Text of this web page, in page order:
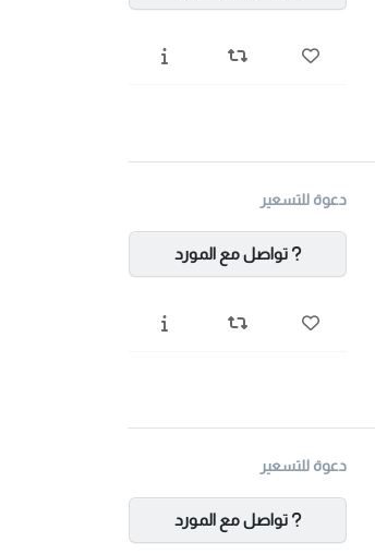
دعوة للتسعير
تواصل مع المورد
دعوة للتسعير
تواصل مع المورد